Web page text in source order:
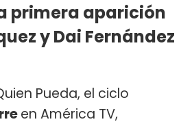
primera aparición
y Dai Fernández
Pueda, el ciclo
en América TV,